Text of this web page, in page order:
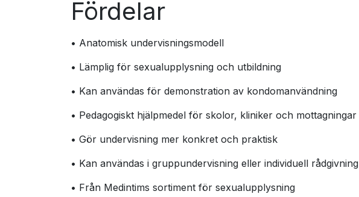
Fördelar
• Anatomisk undervisningsmodell
• Lämplig för sexualupplysning och utbildning
• Kan användas för demonstration av kondomanvändning
• Pedagogiskt hjälpmedel för skolor, kliniker och mottagningar
• Gör undervisning mer konkret och praktisk
• Kan användas i gruppundervisning eller individuell rådgivning
• Från Medintims sortiment för sexualupplysning